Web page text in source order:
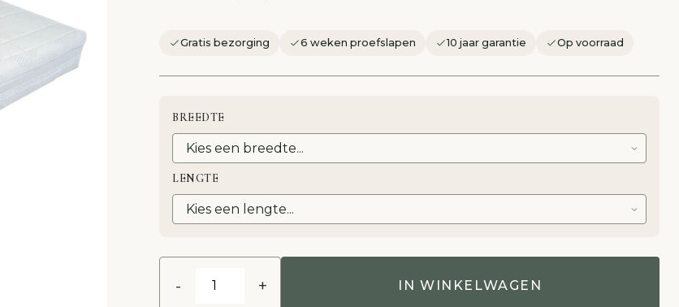
Gratis bezorging 6 weken proefslapen 10 jaar garantie Op voorraad
BREEDTE
LENGTE
- + IN WINKELWAGEN